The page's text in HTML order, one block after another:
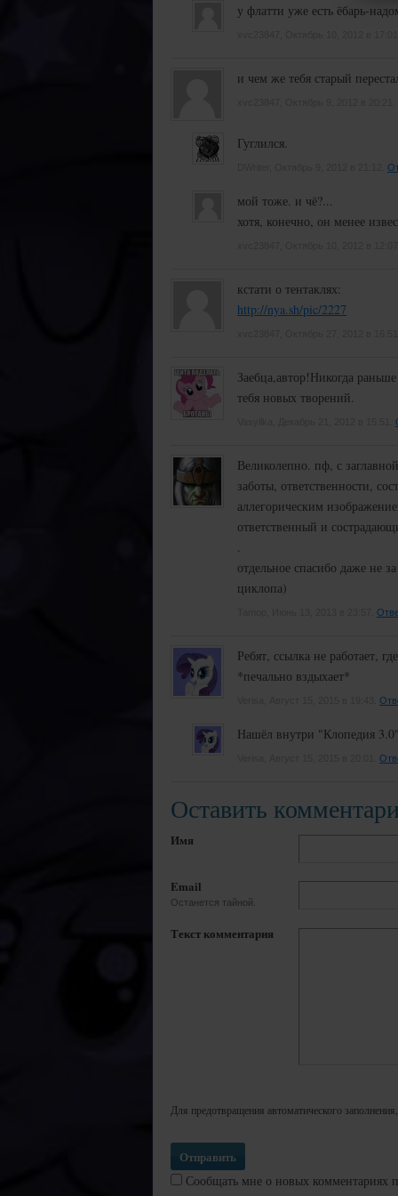
у флатти уже есть ёбарь-
и чем же тебя старый
Гуглился.
мой тоже. и чё?...
хотя, конечно, он менее
кстати о тентаклях:
http://nya.sh/pic/2227
Заебца,автор!Никогда
тебя новых творений.
Великолепно. пф, с
заботы, ответственности,
аллегорическим
ответственный и
.
отдельное спасибо даже не
циклопа)
Ребят, ссылка не работает,
*печально вздыхает*
Нашёл внутри "Клопедия
Оставить
Имя
Email
Останется тайной.
Текст комментария
Для предотвращения автоматического
Сообщать мне о новых комментариях
*